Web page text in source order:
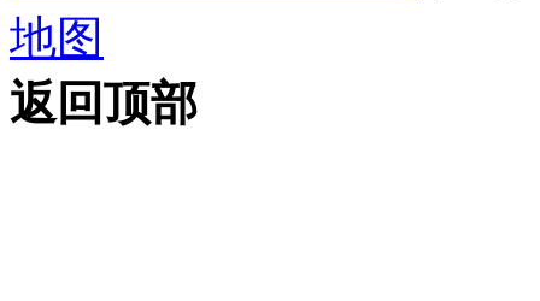
地图
返回顶部